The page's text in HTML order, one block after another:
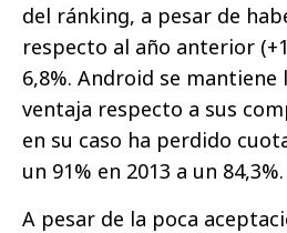
del ránking, a pesar de
respecto al año anterior
6,8%. Android se mantiene
ventaja respecto a sus
en su caso ha perdido
un 91% en 2013 a un 84,3%.
A pesar de la poca